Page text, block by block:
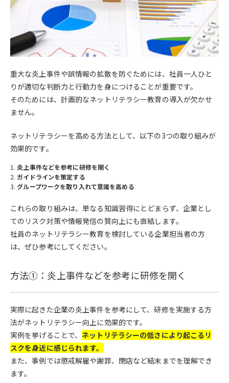
重大な炎上事件や誤情報の拡散を防ぐためには、社員一人ひと
りが適切な判断力と行動力を身につけることが重要です。
そのためには、計画的なネットリテラシー教育の導入が欠かせ
ません。
ネットリテラシーを高める方法として、以下の3つの取り組みが
効果的です。
炎上事件などを参考に研修を開く
ガイドラインを策定する
グループワークを取り入れて意識を高める
これらの取り組みは、単なる知識習得にとどまらず、企業とし
てのリスク対策や情報発信の質向上にも直結します。
社員のネットリテラシー教育を検討している企業担当者の方
は、ぜひ参考にしてください。
方法①：炎上事件などを参考に研修を開く
実際に起きた企業の炎上事件を参考にして、研修を実施する方
法がネットリテラシー向上に効果的です。
実例を挙げることで、 ネットリテラシーの低さにより起こるリ
スクを身近に感じられます。
また、事例では懲戒解雇や謝罪、閉店など結末までを理解でき
ます。